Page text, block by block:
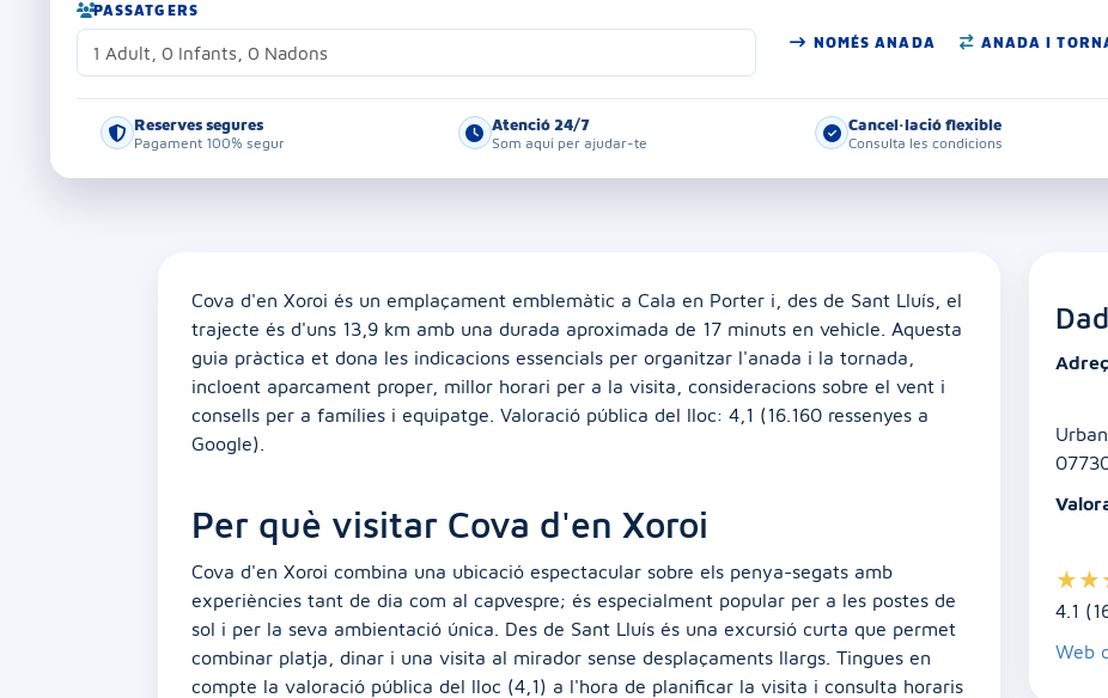
PASSATGERS
1 Adult, 0 Infants, 0 Nadons NOMÉS ANADA ANADA I
Reserves segures
Pagament 100% segur
Atenció 24/7
Som aquí per ajudar-te
Cancel·lació flexible
Consulta les condicions
Cova d'en Xoroi és un emplaçament emblemàtic a Cala en Porter i, des de Sant Lluís, el
trajecte és d'uns 13,9 km amb una durada aproximada de 17 minuts en vehicle. Aquesta
guia pràctica et dona les indicacions essencials per organitzar l'anada i la tornada,
incloent aparcament proper, millor horari per a la visita, consideracions sobre el vent i
consells per a famílies i equipatge. Valoració pública del lloc: 4,1 (16.160 ressenyes a
Google).
Per què visitar Cova d'en Xoroi
Cova d'en Xoroi combina una ubicació espectacular sobre els penya-segats amb
experiències tant de dia com al capvespre; és especialment popular per a les postes de
sol i per la seva ambientació única. Des de Sant Lluís és una excursió curta que permet
combinar platja, dinar i una visita al mirador sense desplaçaments llargs. Tingues en
compte la valoració pública del lloc (4,1) a l'hora de planificar la visita i consulta horaris
★★
4.1
Web